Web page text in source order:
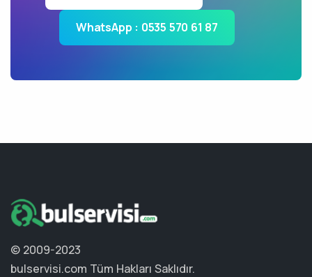
WhatsApp : 0535 570 61 87
© 2009-2023
bulservisi.com Tüm Hakları Saklıdır.